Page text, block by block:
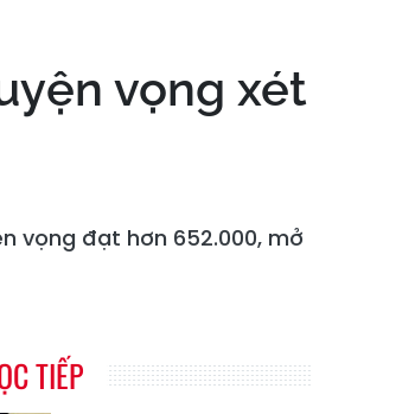
vọng xét
vọng đạt hơn 652.000, mở
TIẾP